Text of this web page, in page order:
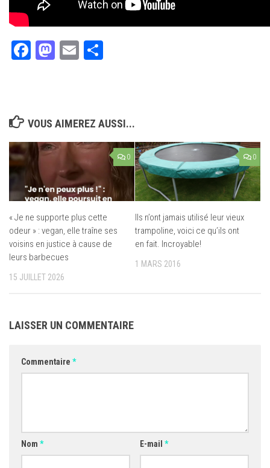
Facebook
Mastodon
Email
VOUS AIMEREZ AUSSI...
0
« Je ne supporte plus cette
odeur » : vegan, elle traîne ses
voisins en justice à cause de
leurs barbecues
15 JUILLET 2026
0
Ils n’ont jamais utilisé leur vieux
trampoline, voici ce qu’ils ont
en fait. Incroyable!
1 MARS 2016
LAISSER UN COMMENTAIRE
Commentaire *
Nom * E-mail *